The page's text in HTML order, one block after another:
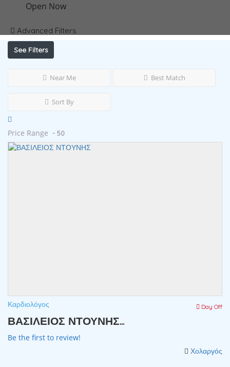
Open Now
Advanced Filters
See Filters
Near Me Best Match
Sort By
Price Range - 50
Καρδιολόγος Day Off
ΒΑΣΙΛΕΙΟΣ ΝΤΟΥΝΗΣ...
Be the first to review!
Χολαργός